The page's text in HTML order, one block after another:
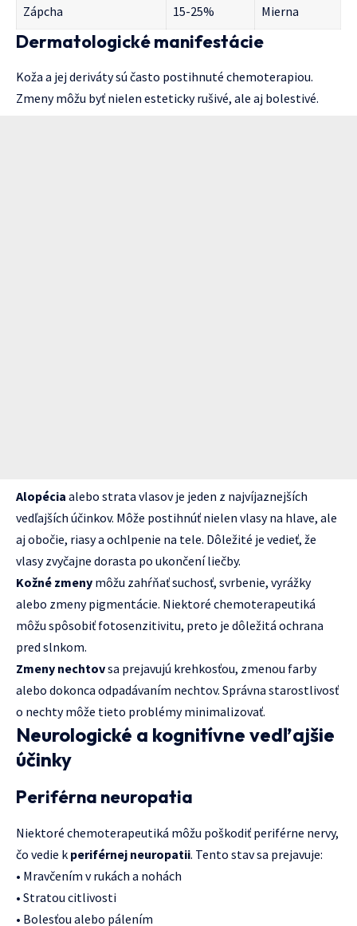
Zápcha 15-25% Mierna
Dermatologické manifestácie
Koža a jej deriváty sú často postihnuté chemoterapiou.
Zmeny môžu byť nielen esteticky rušivé, ale aj bolestivé.
Alopécia alebo strata vlasov je jeden z najvíjaznejších
vedľajších účinkov. Môže postihnúť nielen vlasy na hlave, ale
aj obočie, riasy a ochlpenie na tele. Dôležité je vedieť, že
vlasy zvyčajne dorasta po ukončení liečby.
Kožné zmeny môžu zahŕňať suchosť, svrbenie, vyrážky
alebo zmeny pigmentácie. Niektoré chemoterapeutiká
môžu spôsobiť fotosenzitivitu, preto je dôležitá ochrana
pred slnkom.
Zmeny nechtovsa prejavujú krehkosťou, zmenou farby
alebo dokonca odpadávaním nechtov. Správna starostlivosť
o nechty môže tieto problémy minimalizovať.
Neurologické a kognitívne vedľajšie
účinky
Periférna neuropatia
Niektoré chemoterapeutiká môžu poškodiť periférne nervy,
čo vedie k periférnej neuropatii. Tento stav sa prejavuje:
• Mravčením v rukách a nohách
• Stratou citlivosti
• Bolesťou alebo pálením